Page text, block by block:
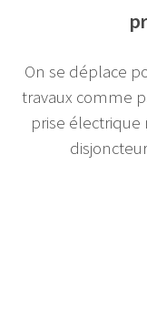
On se déplace
travaux comme
prise